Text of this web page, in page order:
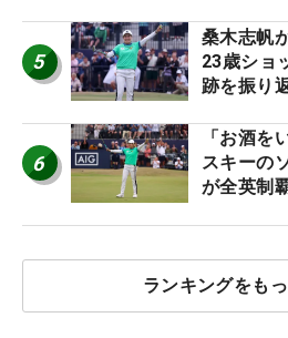
5
桑木志帆
23歳ショ
跡を振り
6
「お酒を
スキーの
が全英制
ランキングをも